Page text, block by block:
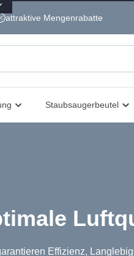
attraktive Mengenrabatte
Staubsaugerbeutel
Effizienz,